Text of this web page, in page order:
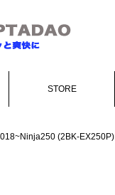
STORE
(2BK-EX250P)